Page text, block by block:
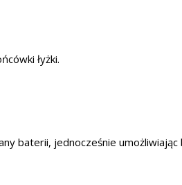
łyżki.
baterii, jednocześnie umożliwiając